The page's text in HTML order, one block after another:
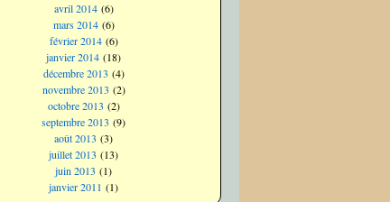
avril 2014(6)
mars 2014(6)
février 2014(6)
janvier 2014 (18)
décembre 2013 (4)
novembre 2013 (2)
octobre 2013 (2)
septembre 2013 (9)
août 2013 (3)
juillet 2013 (13)
juin 2013 (1)
janvier 2011 (1)